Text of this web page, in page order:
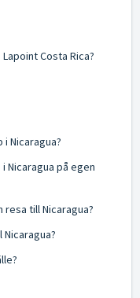
Costa Rica?
Nicaragua?
Nicaragua på egen
till Nicaragua?